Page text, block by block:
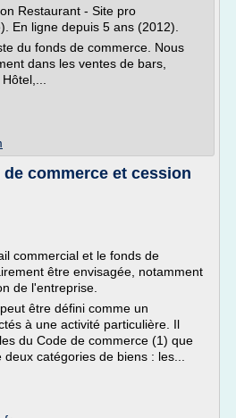
Restaurant - Site pro
En ligne depuis 5 ans (2012).
du fonds de commerce. Nous
dans les ventes de bars,
commerce et cession
commercial et le fonds de
être envisagée, notamment
de l'entreprise.
être défini comme un
à une activité particulière. Il
du Code de commerce (1) que
catégories de biens : les...